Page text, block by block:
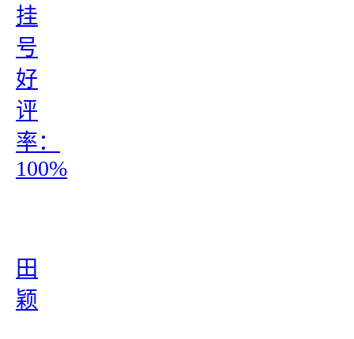
挂
号
好
评
率：
100%
田
颖